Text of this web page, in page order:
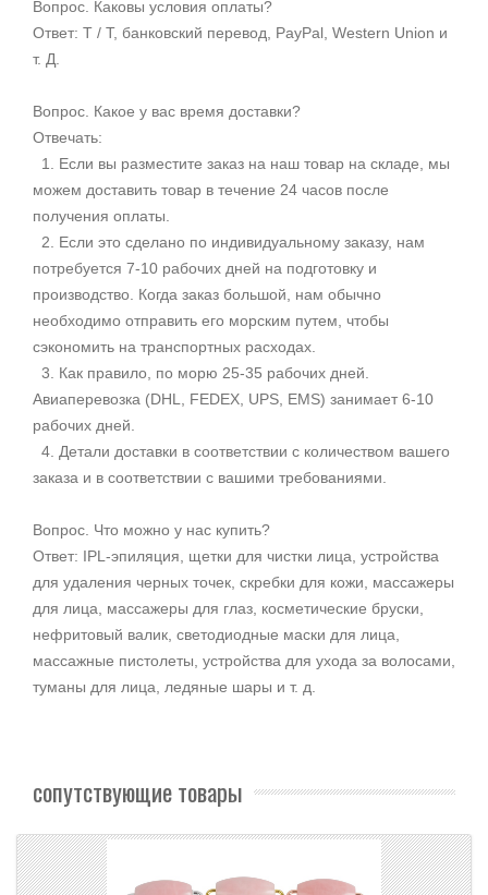
Вопрос. Каковы условия оплаты?
Ответ: T / T, банковский перевод, PayPal, Western Union и
т. Д.
Вопрос. Какое у вас время доставки?
Отвечать:
1. Если вы разместите заказ на наш товар на складе, мы
можем доставить товар в течение 24 часов после
получения оплаты.
2. Если это сделано по индивидуальному заказу, нам
потребуется 7-10 рабочих дней на подготовку и
производство. Когда заказ большой, нам обычно
необходимо отправить его морским путем, чтобы
сэкономить на транспортных расходах.
3. Как правило, по морю 25-35 рабочих дней.
Авиаперевозка (DHL, FEDEX, UPS, EMS) занимает 6-10
рабочих дней.
4. Детали доставки в соответствии с количеством вашего
заказа и в соответствии с вашими требованиями.
Вопрос. Что можно у нас купить?
Ответ: IPL-эпиляция, щетки для чистки лица, устройства
для удаления черных точек, скребки для кожи, массажеры
для лица, массажеры для глаз, косметические бруски,
нефритовый валик, светодиодные маски для лица,
массажные пистолеты, устройства для ухода за волосами,
туманы для лица, ледяные шары и т. д.
сопутствующие товары